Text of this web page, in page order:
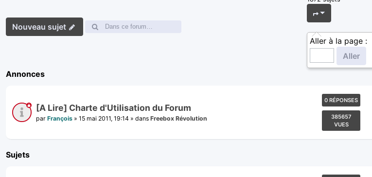
Nouveau sujet
Page
Aller à la page :
Annonces
[A Lire] Charte d'Utilisation du Forum
par François » 15 mai 2011, 19:14 » dans Freebox Révolution
0 RÉPONSES
385657
VUES
Sujets